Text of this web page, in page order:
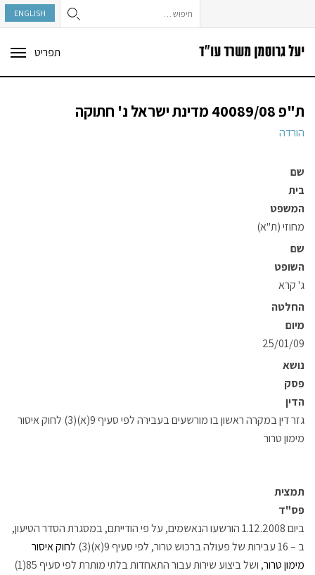
ENGLISH
תפריט
ת"פ 40089/08 מדינת ישראל נ' חתוקה
הורדה
שם
בית
המשפט
מחוזי (ת"א)
שם
השופט
ג' קרא
החלטה
מיום
25/01/09
נושא
פסק
הדין
גזר דין במקרה ראשון בו מורשעים בעבירה לפי סעיף 9(א)(3) לחוק איסור
מימון טרור
תמצית
פס"ד
ביום 1.12.2008 הורשעו הנאשמים, על פי הודייתם, במסגרת הסדר הטיעון,
ב – 16 עבירות של פעולה ברכוש טרור, לפי סעיף 9(א)(3) ל
חוק איסור
מימון טרור
, ושל ביצוע שירות עבור התאחדות בלתי מותרת לפי סעיף 85(1)